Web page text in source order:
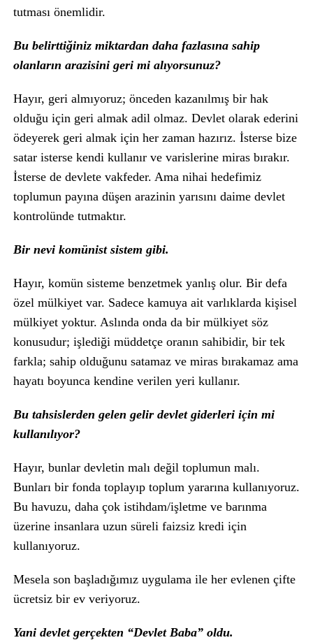
tutması önemlidir.
Bu belirttiğiniz miktardan daha fazlasına sahip
olanların arazisini geri mi alıyorsunuz?
Hayır, geri almıyoruz; önceden kazanılmış bir hak
olduğu için geri almak adil olmaz. Devlet olarak ederini
ödeyerek geri almak için her zaman hazırız. İsterse bize
satar isterse kendi kullanır ve varislerine miras bırakır.
İsterse de devlete vakfeder. Ama nihai hedefimiz
toplumun payına düşen arazinin yarısını daime devlet
kontrolünde tutmaktır.
Bir nevi komünist sistem gibi.
Hayır, komün sisteme benzetmek yanlış olur. Bir defa
özel mülkiyet var. Sadece kamuya ait varlıklarda kişisel
mülkiyet yoktur. Aslında onda da bir mülkiyet söz
konusudur; işlediği müddetçe oranın sahibidir, bir tek
farkla; sahip olduğunu satamaz ve miras bırakamaz ama
hayatı boyunca kendine verilen yeri kullanır.
Bu tahsislerden gelen gelir devlet giderleri için mi
kullanılıyor?
Hayır, bunlar devletin malı değil toplumun malı.
Bunları bir fonda toplayıp toplum yararına kullanıyoruz.
Bu havuzu, daha çok istihdam/işletme ve barınma
üzerine insanlara uzun süreli faizsiz kredi için
kullanıyoruz.
Mesela son başladığımız uygulama ile her evlenen çifte
ücretsiz bir ev veriyoruz.
Yani devlet gerçekten “Devlet Baba” oldu.